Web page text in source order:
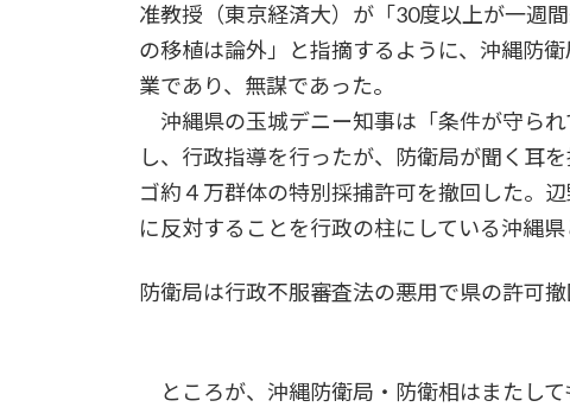
准教授（東京経済大）が「30度以上が一週
の移植は論外」と指摘するように、沖縄防
業であり、無謀であった。
沖縄県の玉城デニー知事は「条件が守ら
し、行政指導を行ったが、防衛局が聞く耳
ゴ約４万群体の特別採捕許可を撤回した。
に反対することを行政の柱にしている沖縄県
防衛局は行政不服審査法の悪用で県の許可
ところが、沖縄防衛局・防衛相はまたし